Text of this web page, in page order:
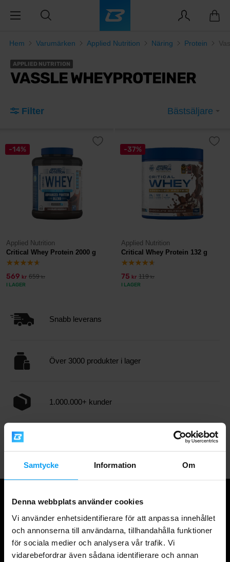
Samtycke Information Om
Denna webbplats använder cookies
Vi använder enhetsidentifierare för att anpassa innehållet
och annonserna till användarna, tillhandahålla funktioner
för sociala medier och analysera vår trafik. Vi
vidarebefordrar även sådana identifierare och annan
Hem Varumärken Applied Nutrition Näring Protein
APPLIED NUTRITION
VASSLE WHEYPROTEINER
Filter Bästsäljare
-14%
Applied Nutrition
Critical Whey Protein 2000 g
569 kr 659kr
I LAGER
-37%
Applied Nutrition
Critical Whey Protein 132 g
75 kr 119kr
I LAGER
Snabb leverans
Över 3000 produkter i lager
1.000.000+ kunder